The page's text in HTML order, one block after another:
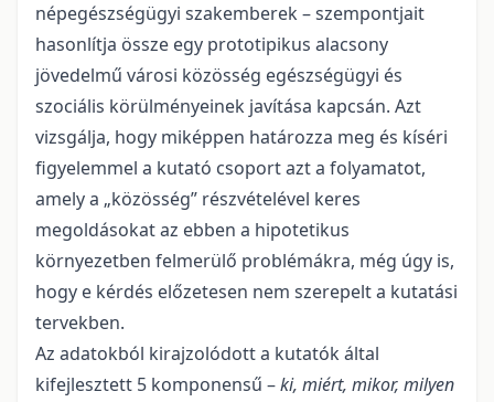
népegészségügyi szakemberek – szempontjait
hasonlítja össze egy prototipikus alacsony
jövedelmű városi közösség egészségügyi és
szociális körülményeinek javítása kapcsán. Azt
vizsgálja, hogy miképpen határozza meg és kíséri
figyelemmel a kutató csoport azt a folyamatot,
amely a „közösség” részvételével keres
megoldásokat az ebben a hipotetikus
környezetben felmerülő problémákra, még úgy is,
hogy e kérdés előzetesen nem szerepelt a kutatási
tervekben.
Az adatokból kirajzolódott a kutatók által
kifejlesztett 5 komponensű –ki, miért, mikor, milyen